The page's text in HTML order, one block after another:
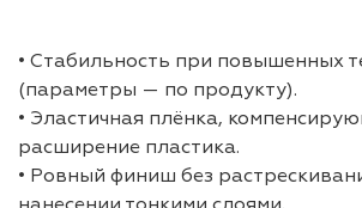
• Стабильность при повышенных
(параметры — по продукту).
• Эластичная плёнка,
расширение пластика.
• Ровный финиш без